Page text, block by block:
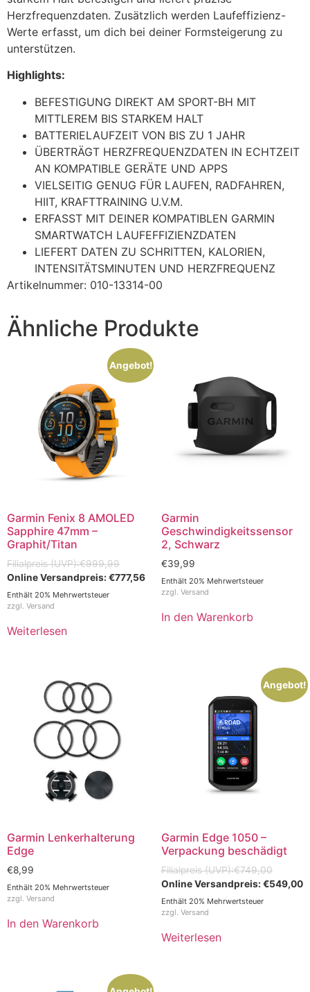
Herzfrequenzdaten. Zusätzlich werden Laufeffizienz-
Werte erfasst, um dich bei deiner Formsteigerung zu
unterstützen.
Highlights:
BEFESTIGUNG DIREKT AM SPORT-BH MIT
MITTLEREM BIS STARKEM HALT
BATTERIELAUFZEIT VON BIS ZU 1 JAHR
ÜBERTRÄGT HERZFREQUENZDATEN IN ECHTZEIT
AN KOMPATIBLE GERÄTE UND APPS
VIELSEITIG GENUG FÜR LAUFEN, RADFAHREN,
HIIT, KRAFTTRAINING U.V.M.
ERFASST MIT DEINER KOMPATIBLEN GARMIN
SMARTWATCH LAUFEFFIZIENZDATEN
LIEFERT DATEN ZU SCHRITTEN, KALORIEN,
INTENSITÄTSMINUTEN UND HERZFREQUENZ
Artikelnummer: 010-13314-00
Ähnliche Produkte
Angebot!
Garmin Fenix 8 AMOLED
Sapphire 47mm –
Graphit/Titan
€999,99
€777,56
Enthält 20% Mehrwertsteuer
zzgl. Versand
Weiterlesen
Garmin
Geschwindigkeitssensor
2, Schwarz
€39,99
Enthält 20% Mehrwertsteuer
zzgl. Versand
In den Warenkorb
Garmin Lenkerhalterung
Edge
€8,99
Enthält 20% Mehrwertsteuer
zzgl. Versand
In den Warenkorb
Angebot!
Garmin Edge 1050 –
Verpackung beschädigt
€749,00
€549,00
Enthält 20% Mehrwertsteuer
zzgl. Versand
Weiterlesen